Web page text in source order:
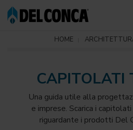
HOME
CAPITOLATI
Una guida utile alla
e imprese. Scarica i
riguardante i prodotti Del